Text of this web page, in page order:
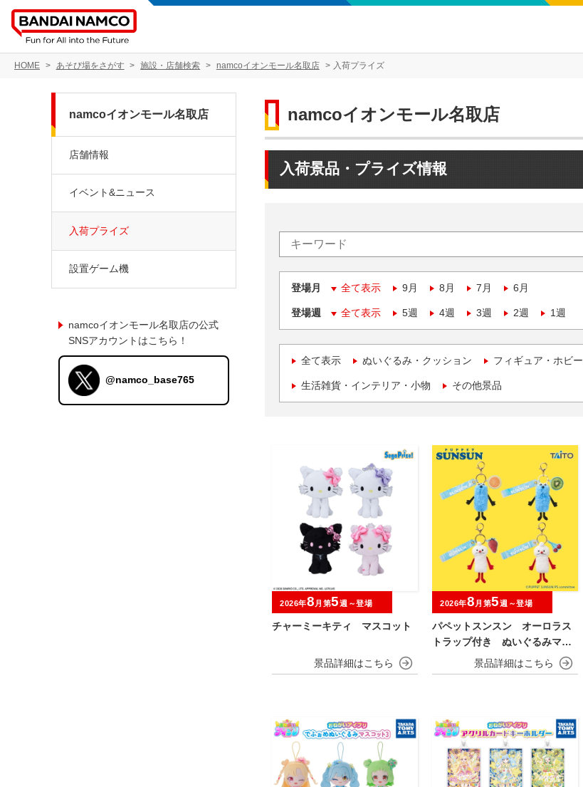
HOME あそび場をさがす 施設・店舗検索 namcoイオンモール名取店 入荷プライズ
namcoイオンモール名取店
入荷景品・プライズ情報
登場月 全て表示 9月 8月 7月 6月
登場週 全て表示 5週 4週 3週 2週 1週
全て表示 ぬいぐるみ・クッション フィギュア・ホビー
生活雑貨・インテリア・小物 その他景品
チャーミーキティ マスコット
2026年8 月第5週～登場
パペットスンスン オーロラス
トラップ付き ぬいぐるみマス
コット フルーツver.
2026年8 月第5週～登場
namcoイオンモール名取店
店舗情報
イベント&ニュース
入荷プライズ
設置ゲーム機
namcoイオンモール名取店の公式
SNSアカウントはこちら！
@namco_base765